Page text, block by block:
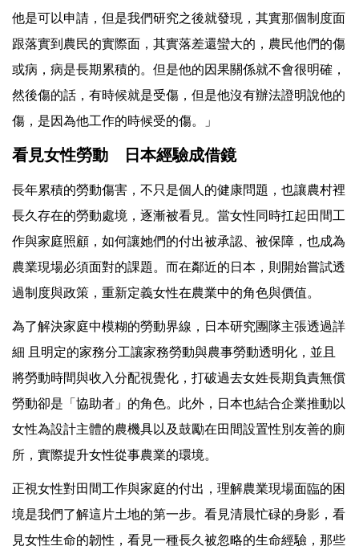
他是可以申請，但是我們研究之後就發現，其實那個制度面
跟落實到農民的實際面，其實落差還蠻大的，農民他們的傷
或病，病是長期累積的。但是他的因果關係就不會很明確，
然後傷的話，有時候就是受傷，但是他沒有辦法證明說他的
傷，是因為他工作的時候受的傷。」
看見女性勞動 日本經驗成借鏡
長年累積的勞動傷害，不只是個人的健康問題，也讓農村裡
長久存在的勞動處境，逐漸被看見。當女性同時扛起田間工
作與家庭照顧，如何讓她們的付出被承認、被保障，也成為
農業現場必須面對的課題。而在鄰近的日本，則開始嘗試透
過制度與政策，重新定義女性在農業中的角色與價值。
為了解決家庭中模糊的勞動界線，日本研究團隊主張透過詳
細 且明定的家務分工讓家務勞動與農事勞動透明化，並且
將勞動時間與收入分配視覺化，打破過去女姓長期負責無償
勞動卻是「協助者」的角色。此外，日本也結合企業推動以
女性為設計主體的農機具以及鼓勵在田間設置性別友善的廁
所，實際提升女性從事農業的環境。
正視女性對田間工作與家庭的付出，理解農業現場面臨的困
境是我們了解這片土地的第一步。看見清晨忙碌的身影，看
見女性生命的韌性，看見一種長久被忽略的生命經驗，那些